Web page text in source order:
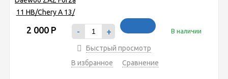
2 000 Р - + В наличии
Быстрый просмотр
В избранное
Сравнение